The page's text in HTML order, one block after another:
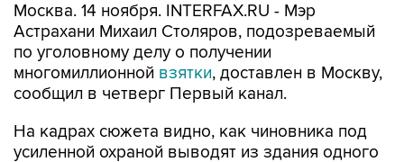
Москва. 14 ноября. INTERFAX.RU - Мэр
Астрахани Михаил Столяров, подозреваемый
по уголовному делу о получении
многомиллионной взятки, доставлен в Москву,
сообщил в четверг Первый канал.
На кадрах сюжета видно, как чиновника под
усиленной охраной выводят из здания одного